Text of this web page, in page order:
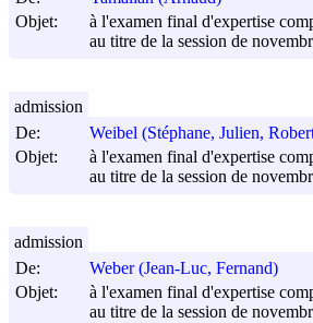
Objet:
à l'examen final d'expertise
au titre de la session de
De:
Weibel (Stéphane, Julien,
Objet:
à l'examen final d'expertise
au titre de la session de
admission
De:
Weber (Jean-Luc, Fernand)
Objet:
à l'examen final d'expertise
au titre de la session de
admission